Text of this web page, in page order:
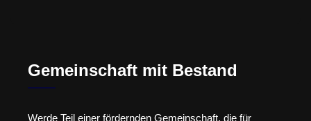
Gemeinschaft mit Bestand
Werde Teil einer fördernden Gemeinschaft, die für